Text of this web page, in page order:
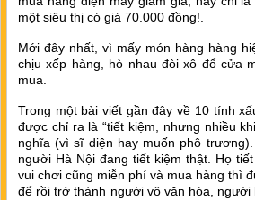
một siêu thị có giá 70.000 đồng!.
Mới đây nhất, vì mấy món hàng hàng
chịu xếp hàng, hò nhau đòi xô đổ cửa
mua.
Trong một bài viết gần đây về 10 tính
được chỉ ra là “tiết kiệm, nhưng nhiều
nghĩa (vì sĩ diện hay muốn phô
người Hà Nội đang tiết kiệm thật. Họ
vui chơi cũng miễn phí và mua hàng thì
để rồi trở thành người vô văn hóa,